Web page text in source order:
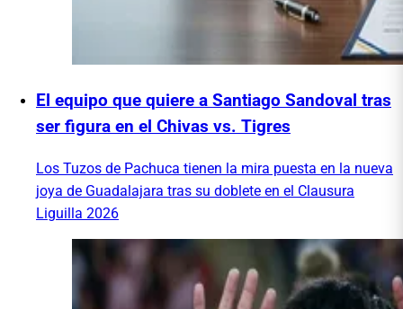
El equipo que quiere a Santiago Sandoval tras
ser figura en el Chivas vs. Tigres
Los Tuzos de Pachuca tienen la mira puesta en la nueva
joya de Guadalajara tras su doblete en el Clausura
Liguilla 2026